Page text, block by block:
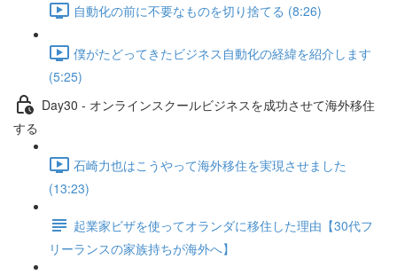
自動化の前に不要なものを切り捨てる (8:26)
僕がたどってきたビジネス自動化の経緯を紹介します
(5:25)
Day30 - オンラインスクールビジネスを成功させて海外移住
する
石崎力也はこうやって海外移住を実現させました
(13:23)
起業家ビザを使ってオランダに移住した理由【30代フ
リーランスの家族持ちが海外へ】